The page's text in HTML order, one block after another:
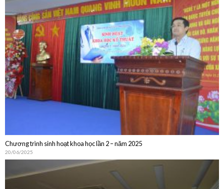
Sôi nổi hoạt động khoa học và thể thao chào mừng 95 năm
Ngày thành lập Đoàn TNCS Hồ Chí Minh